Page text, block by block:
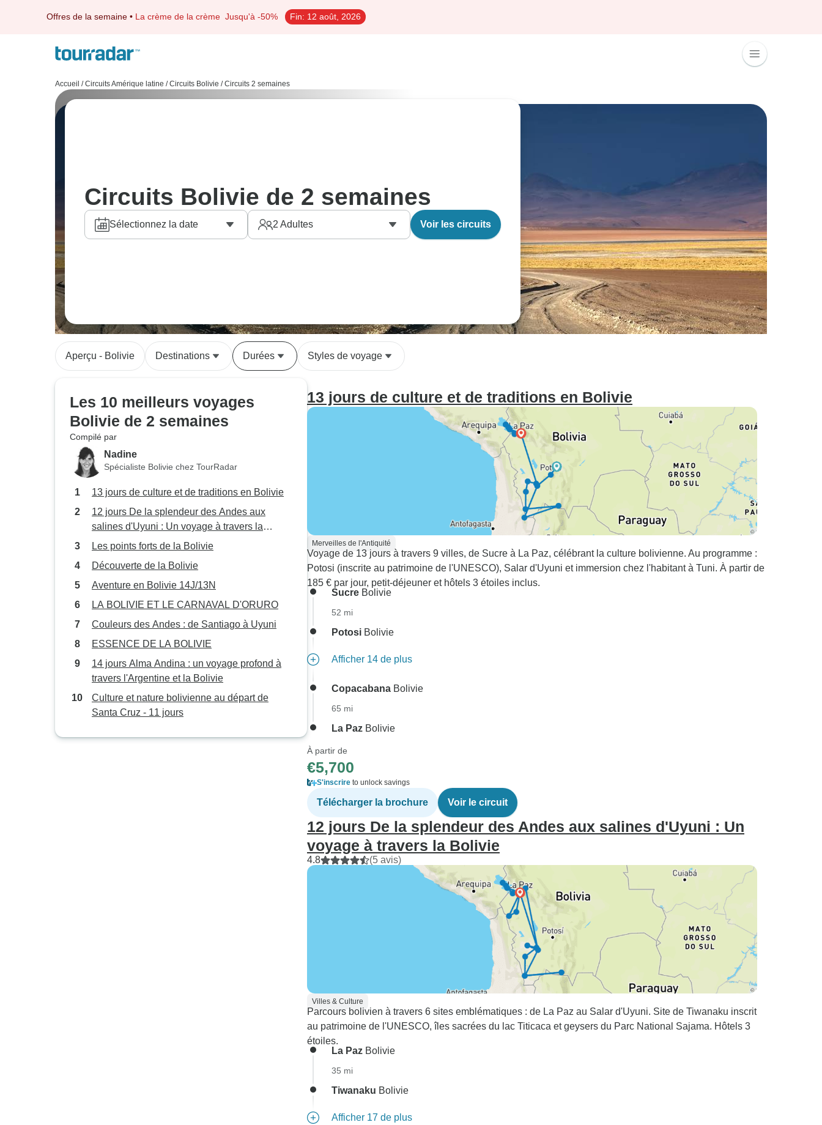
Offres de la semaine • La crème de la crème Jusqu'à -50% Fin: 12 août, 2026
Accueil / Circuits Amérique latine / Circuits Bolivie / Circuits 2 semaines
Circuits Bolivie de 2 semaines
Sélectionnez la date 2 Adultes Voir les circuits
Aperçu - Bolivie Destinations Durées Styles de voyage
Les 10 meilleurs voyages
Bolivie de 2 semaines
Compilé par
Nadine
Spécialiste Bolivie chez TourRadar
13 jours de culture et de traditions en Bolivie
12 jours De la splendeur des Andes aux
salines d'Uyuni : Un voyage à travers la
Bolivie
Les points forts de la Bolivie
Découverte de la Bolivie
Aventure en Bolivie 14J/13N
LA BOLIVIE ET LE CARNAVAL D'ORURO
Couleurs des Andes : de Santiago à Uyuni
ESSENCE DE LA BOLIVIE
14 jours Alma Andina : un voyage profond à
travers l'Argentine et la Bolivie
Culture et nature bolivienne au départ de
Santa Cruz - 11 jours
13 jours de culture et de traditions en Bolivie
Merveilles de l'Antiquité
Voyage de 13 jours à travers 9 villes, de Sucre à La Paz, célébrant la culture bolivienne. Au programme :
Potosi (inscrite au patrimoine de l'UNESCO), Salar d'Uyuni et immersion chez l'habitant à Tuni. À partir de
185 € par jour, petit-déjeuner et hôtels 3 étoiles inclus.
Sucre Bolivie
52 mi
Potosi Bolivie
Afficher 14 de plus
Copacabana Bolivie
65 mi
La Paz Bolivie
À partir de
€5,700
S'inscrire to unlock savings
Télécharger la brochure Voir le circuit
12 jours De la splendeur des Andes aux salines d'Uyuni : Un
voyage à travers la Bolivie
4.8 (5 avis)
Villes & Culture
Parcours bolivien à travers 6 sites emblématiques : de La Paz au Salar d'Uyuni. Site de Tiwanaku inscrit
au patrimoine de l'UNESCO, îles sacrées du lac Titicaca et geysers du Parc National Sajama. Hôtels 3
étoiles.
La Paz Bolivie
35 mi
Tiwanaku Bolivie
Afficher 17 de plus